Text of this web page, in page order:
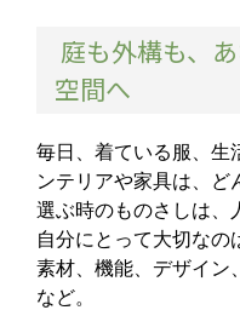
庭も外構も、
空間へ
毎日、着ている服、生
ンテリアや家具は、ど
選ぶ時のものさしは、
自分にとって大切な
素材、機能、デザイン
など。